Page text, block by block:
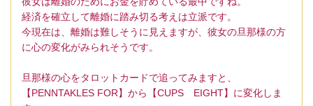
経済を確立して離婚に踏み切る考えは立派です。
今現在は、離婚は難しそうに見えますが、彼女の旦那様の方
に心の変化がみられそうです。
旦那様の心をタロットカードで追ってみますと、
【PENNTAKLES FOR】から【CUPS EIGHT】に変化しま